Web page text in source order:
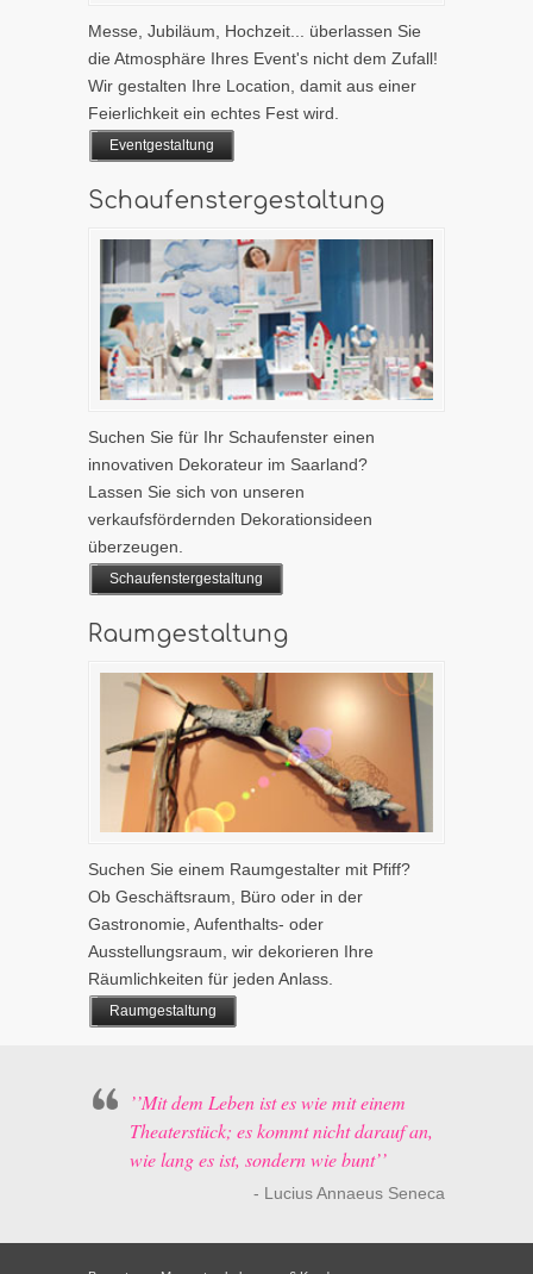
Messe, Jubiläum, Hochzeit... überlassen Sie
die Atmosphäre Ihres Event's nicht dem Zufall!
Wir gestalten Ihre Location, damit aus einer
Feierlichkeit ein echtes Fest wird.
Eventgestaltung
Schaufenstergestaltung
Suchen Sie für Ihr Schaufenster einen
innovativen Dekorateur im Saarland?
Lassen Sie sich von unseren
verkaufsfördernden Dekorationsideen
überzeugen.
Schaufenstergestaltung
Raumgestaltung
Suchen Sie einem Raumgestalter mit Pfiff?
Ob Geschäftsraum, Büro oder in der
Gastronomie, Aufenthalts- oder
Ausstellungsraum, wir dekorieren Ihre
Räumlichkeiten für jeden Anlass.
Raumgestaltung
’’Mit dem Leben ist es wie mit einem
Theaterstück; es kommt nicht darauf an,
wie lang es ist, sondern wie bunt’’
- Lucius Annaeus Seneca